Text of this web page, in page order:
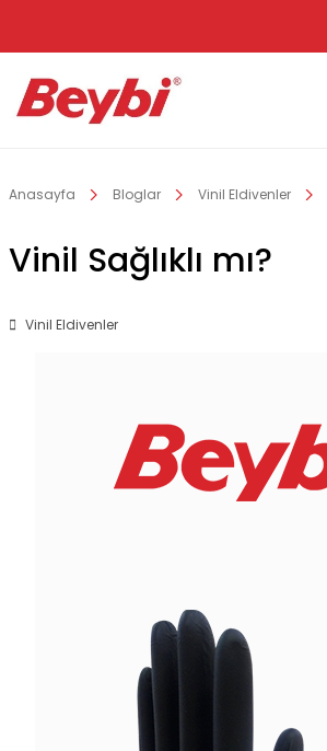
Anasayfa Bloglar Vinil Eldivenler
Vinil Sağlıklı mı?
Vinil Eldivenler